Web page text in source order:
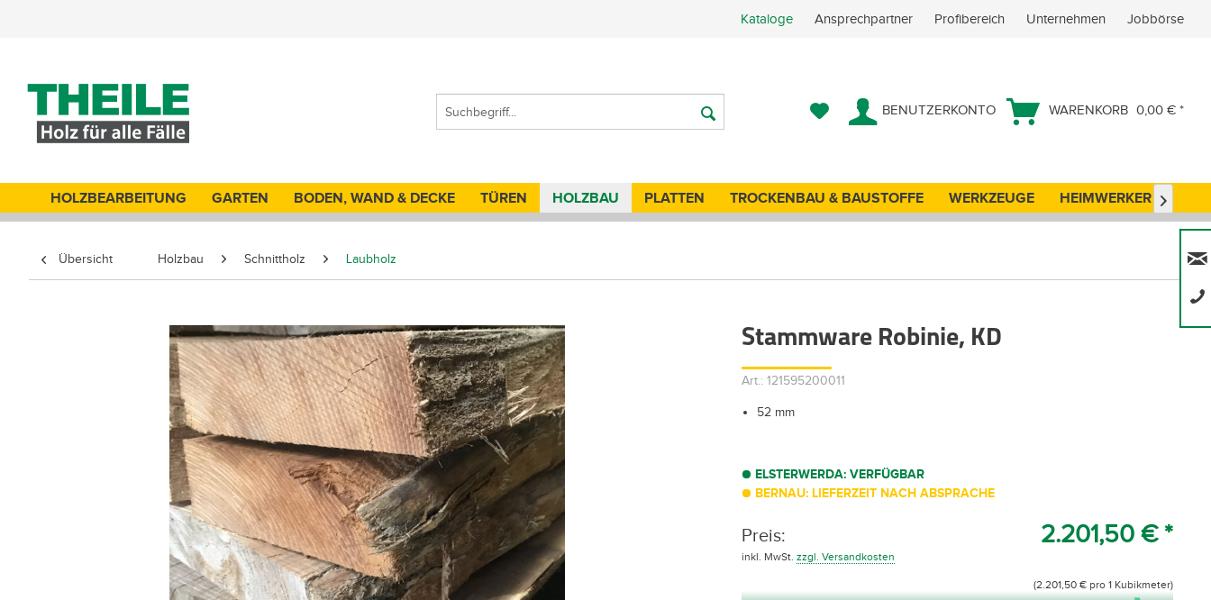
Kataloge Ansprechpartner Profibereich Unternehmen Jobbörse
BENUTZERKONTO WARENKORB 0,00 € *
HOLZBEARBEITUNG GARTEN BODEN, WAND & DECKE TÜREN HOLZBAU PLATTEN TROCKENBAU & BAUSTOFFE WERKZEUGE HEIMWERKER 
Übersicht Holzbau Schnittholz Laubholz
Stammware Robinie, KD
Art.: 121595200011
52 mm
ELSTERWERDA: VERFÜGBAR
BERNAU: LIEFERZEIT NACH ABSPRACHE
Preis: 2.201,50 € *
inkl. MwSt.zzgl. Versandkosten
(2.201,50 € pro 1 Kubikmeter)